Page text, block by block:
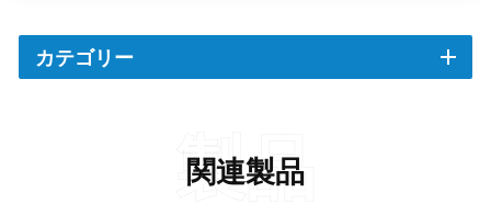
カテゴリー
関連製品
製品